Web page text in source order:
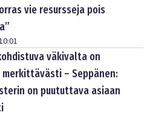
vie resursseja pois
väkivalta on
– Seppänen:
on puututtava asiaan